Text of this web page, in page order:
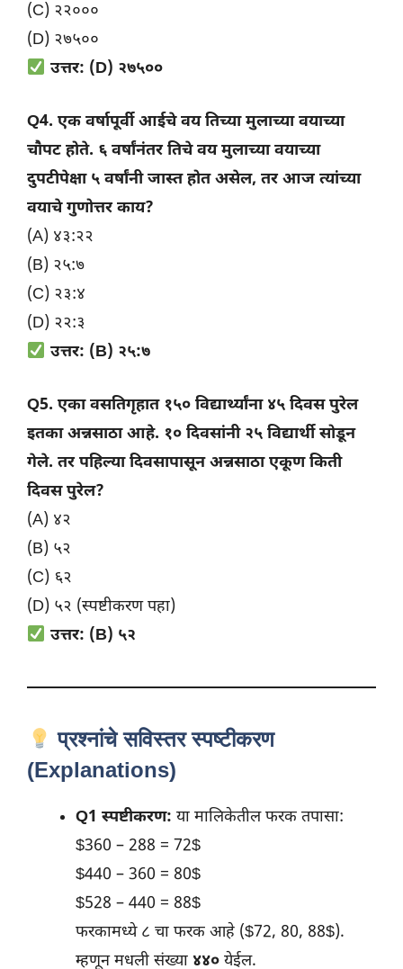
(C) २२०००
(D) २७५००
उत्तर: (D) २७५००
Q4. एक वर्षापूर्वी आईचे वय तिच्या मुलाच्या वयाच्या
चौपट होते. ६ वर्षांनंतर तिचे वय मुलाच्या वयाच्या
दुपटीपेक्षा ५ वर्षांनी जास्त होत असेल, तर आज त्यांच्या
वयाचे गुणोत्तर काय?
(A) ४३:२२
(B) २५:७
(C) २३:४
(D) २२:३
उत्तर: (B) २५:७
Q5. एका वसतिगृहात १५० विद्यार्थ्यांना ४५ दिवस पुरेल
इतका अन्नसाठा आहे. १० दिवसांनी २५ विद्यार्थी सोडून
गेले. तर पहिल्या दिवसापासून अन्नसाठा एकूण किती
दिवस पुरेल?
(A) ४२
(B) ५२
(C) ६२
(D) ५२ (स्पष्टीकरण पहा)
उत्तर: (B) ५२
प्रश्नांचे सविस्तर स्पष्टीकरण
(Explanations)
Q1 स्पष्टीकरण: या मालिकेतील फरक तपासा:
$360 – 288 = 72$
$440 – 360 = 80$
$528 – 440 = 88$
फरकामध्ये ८ चा फरक आहे ($72, 80, 88$).
म्हणून मधली संख्या ४४० येईल.